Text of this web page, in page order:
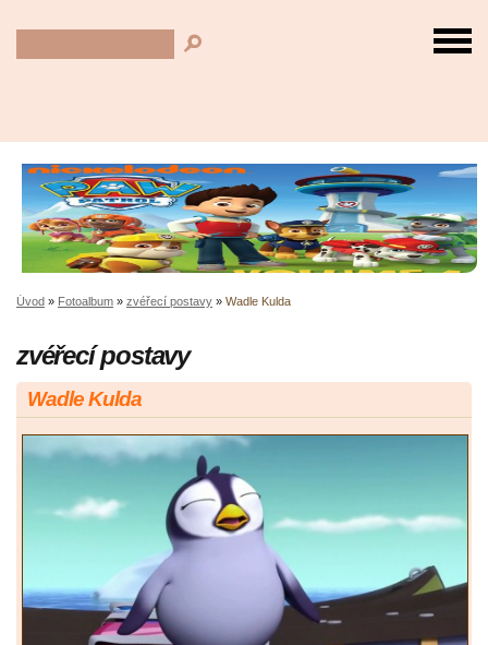
Úvod » Fotoalbum » zvéřecí postavy » Wadle Kulda
zvéřecí postavy
Wadle Kulda